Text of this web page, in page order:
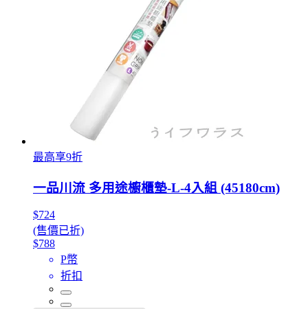
最高享9折
一品川流 多用途櫥櫃墊-L-4入組 (45180cm)
$724
(售價已折)
$788
P幣
折扣